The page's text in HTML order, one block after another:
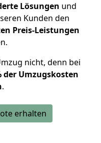
Lösungen und
Kunden den
Preis-Leistungen
nicht, denn bei
der Umzugskosten
.
erhalten